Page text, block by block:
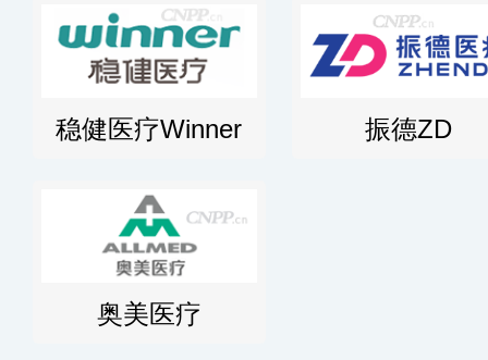
稳健医疗Winner 振德ZD
奥美医疗